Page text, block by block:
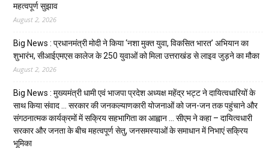
महत्वपूर्ण सुझाव
August 2, 2026
Big News : प्रधानमंत्री मोदी ने किया ‘नशा मुक्त युवा, विकसित भारत’ अभियान का
शुभारंभ, सीआईएमएस कालेज के 250 युवाओं को मिला उत्तराखंड से लाइव जुड़ने का मौका
August 2, 2026
Big News : मुख्यमंत्री धामी एवं भाजपा प्रदेश अध्यक्ष महेंद्र भट्ट ने दायित्वधारियों के
साथ किया संवाद … सरकार की जनकल्याणकारी योजनाओं को जन-जन तक पहुंचाने और
संगठनात्मक कार्यक्रमों में सक्रिय सहभागिता का आह्वान … सीएम ने कहा – दायित्वधारी
सरकार और जनता के बीच महत्वपूर्ण सेतु, जनसमस्याओं के समाधान में निभाएं सक्रिय
भूमिका